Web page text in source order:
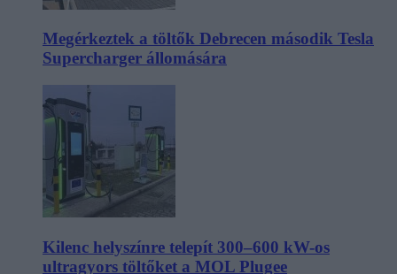
Megérkeztek a töltők Debrecen második Tesla
Supercharger állomására
Kilenc helyszínre telepít 300–600 kW-os
ultragyors töltőket a MOL Plugee